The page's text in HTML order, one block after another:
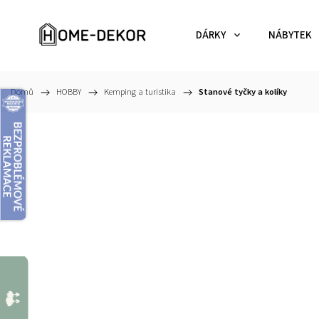
DÁRKY NÁBYTEK
Domů / HOBBY / Kemping a turistika / Stanové tyčky a kolíky